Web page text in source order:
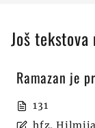
Još
Ramazan je
131
hfz.